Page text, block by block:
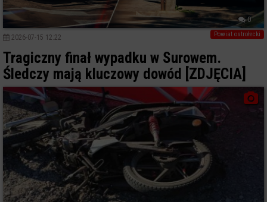
0
Powiat ostrołecki
2026-07-15 12:22
Tragiczny finał wypadku w Surowem.
Śledczy mają kluczowy dowód [ZDJĘCIA]